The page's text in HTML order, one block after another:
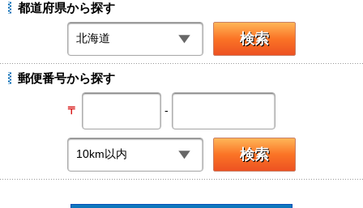
都道府県から探す
郵便番号から探す
〒 -